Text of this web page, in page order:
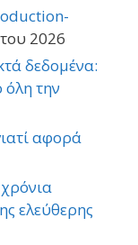
2026
δεδομένα:
την
αφορά
ελεύθερης